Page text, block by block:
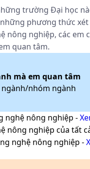
trường Đại học
phương thức
nông nghiệp, các
quan tâm.
mà em quan tâm
ngành/nhóm ngành
nghệ nông nghiệp -
nông nghiệp của tất
nghệ nông nghiệp -